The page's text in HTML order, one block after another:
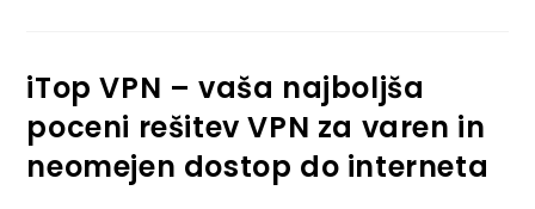
iTop VPN – vaša najboljša
poceni rešitev VPN za varen in
neomejen dostop do interneta